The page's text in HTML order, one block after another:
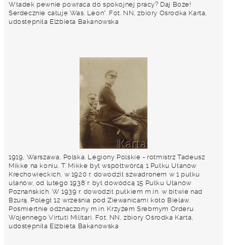
Władek pewnie powraca do spokojnej pracy? Daj Boże!
Serdecznie całuję Was. Leon”. Fot. NN, zbiory Ośrodka Karta,
udostępniła Elżbieta Bakanowska
1919, Warszawa, Polska. Legiony Polskie - rotmistrz Tadeusz
Mikke na koniu. T. Mikke był współtwórcą 1 Pułku Ułanów
Krechowieckich, w 1920 r. dowodził szwadronem w 1 pułku
ułanów, od lutego 1938 r. był dowódcą 15 Pułku Ułanów
Poznańskich. W 1939 r. dowodził pułkiem m.in. w bitwie nad
Bzurą. Poległ 12 września pod Ziewanicami koło Bielaw.
Pośmiertnie odznaczony m.in. Krzyżem Srebrnym Orderu
Wojennego Virtuti Militari. Fot. NN, zbiory Ośrodka Karta,
udostępniła Elżbieta Bakanowska